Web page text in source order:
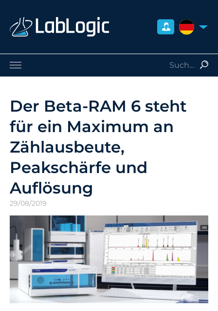
Strahlenschutz
Dienstleistungen
Kontakt
Händler
Der Beta-RAM 6 steht
für ein Maximum an
Zählausbeute,
Peakschärfe und
Auflösung
29/08/2019